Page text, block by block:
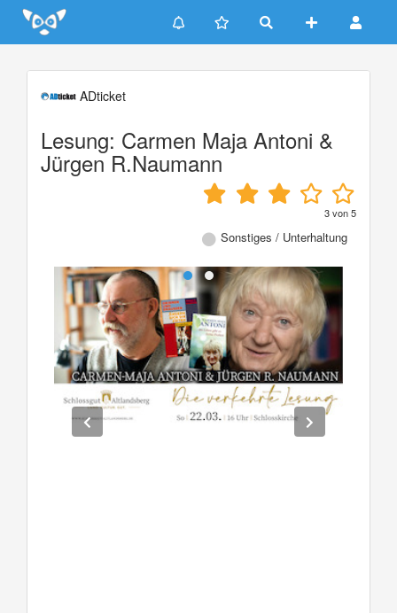
Update cookies preferences
ADticket
Lesung: Carmen Maja Antoni &
Jürgen R.Naumann
3von5
Sonstiges / Unterhaltung